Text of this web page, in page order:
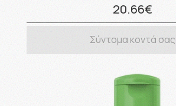
20.66€
Σύντομα κοντά σας